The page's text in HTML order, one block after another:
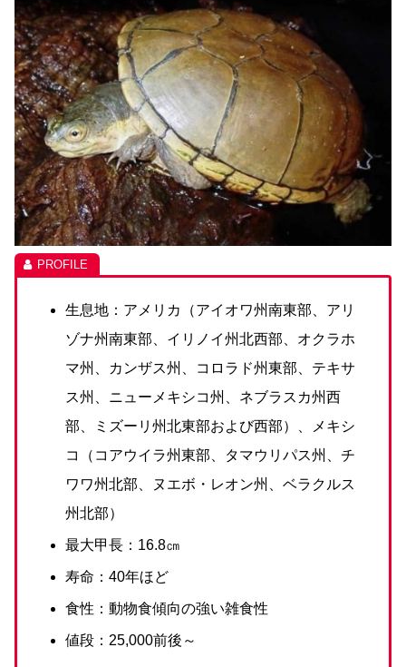
生息地：アメリカ（アイオワ州南東部、アリ
ゾナ州南東部、イリノイ州北西部、オクラホ
マ州、カンザス州、コロラド州東部、テキサ
ス州、ニューメキシコ州、ネブラスカ州西
部、ミズーリ州北東部および西部）、メキシ
コ（コアウイラ州東部、タマウリパス州、チ
ワワ州北部、ヌエボ・レオン州、ベラクルス
州北部）
最大甲長：16.8㎝
寿命：40年ほど
食性：動物食傾向の強い雑食性
値段：25,000前後～